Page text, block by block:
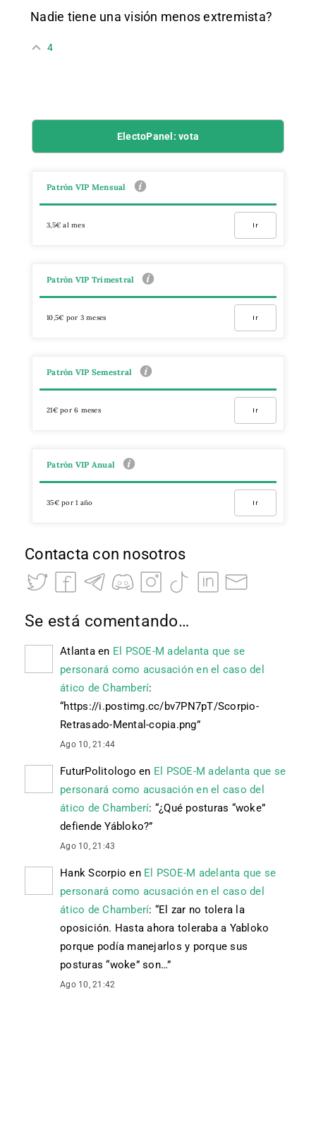
Nadie tiene una visión menos extremista?
4
ElectoPanel: vota
Patrón VIP Mensual
3,5€ al mes Ir
Patrón VIP Trimestral
10,5€ por 3 meses Ir
Patrón VIP Semestral
21€ por 6 meses Ir
Patrón VIP Anual
35€ por 1 año Ir
Contacta con nosotros
Se está comentando…
Atlantaen El PSOE-M adelanta que se
personará como acusación en el caso del
ático de Chamberí:
“https://i.postimg.cc/bv7PN7pT/Scorpio-
Retrasado-Mental-copia.png”
Ago 10, 21:44
FuturPolitologo en El PSOE-M adelanta que se
personará como acusación en el caso del
ático de Chamberí: “¿Qué posturas “woke”
defiende Yábloko?”
Ago 10, 21:43
Hank Scorpio en El PSOE-M adelanta que se
personará como acusación en el caso del
ático de Chamberí: “El zar no tolera la
oposición. Hasta ahora toleraba a Yabloko
porque podía manejarlos y porque sus
posturas “woke” son…”
Ago 10, 21:42